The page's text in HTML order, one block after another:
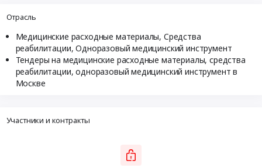
Отрасль
Медицинские расходные материалы, Средства
реабилитации, Одноразовый медицинский инструмент
Тендеры на медицинские расходные материалы, средства
реабилитации, одноразовый медицинский инструмент в
Москве
Участники и контракты